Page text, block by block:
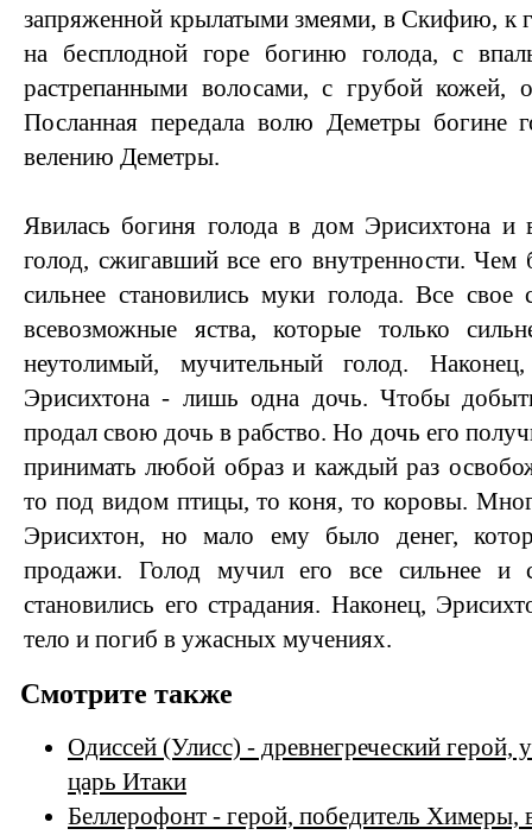
запряженной крылатыми змеями, в Скифию, к
на бесплодной горе богиню голода, с
растрепанными волосами, с грубой кожей,
Посланная передала волю Деметры богине
велению Деметры.
Явилась богиня голода в дом Эрисихтона и
голод, сжигавший все его внутренности.
сильнее становились муки голода. Все свое
всевозможные яства, которые только
неутолимый, мучительный голод.
Эрисихтона - лишь одна дочь. Чтобы
продал свою дочь в рабство. Но дочь его
принимать любой образ и каждый раз
то под видом птицы, то коня, то коровы.
Эрисихтон, но мало ему было денег,
продажи. Голод мучил его все сильнее и
становились его страдания. Наконец,
тело и погиб в ужасных мучениях.
Смотрите также
Одиссей (Улисс) - древнегреческий герой,
царь Итаки
Беллерофонт - герой, победитель Химеры,